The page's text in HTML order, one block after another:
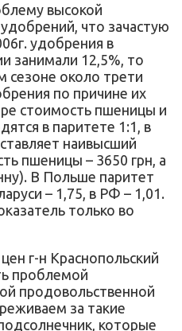
высокой
что зачастую
удобрения в
занимали 12,5%, то
сезоне около трети
по причине их
стоимость пшеницы и
в паритете 1:1, в
наивысший
пшеницы – 3650 грн, а
В Польше паритет
– 1,75, в РФ – 1,01.
только во
г-н Краснопольский
проблемой
продовольственной
за такие
которые